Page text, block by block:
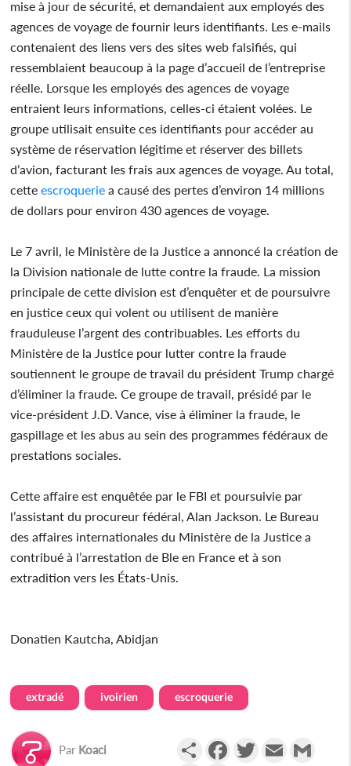
mise à jour de sécurité, et demandaient aux employés des
agences de voyage de fournir leurs identifiants. Les e-mails
contenaient des liens vers des sites web falsifiés, qui
ressemblaient beaucoup à la page d’accueil de l’entreprise
réelle. Lorsque les employés des agences de voyage
entraient leurs informations, celles-ci étaient volées. Le
groupe utilisait ensuite ces identifiants pour accéder au
système de réservation légitime et réserver des billets
d’avion, facturant les frais aux agences de voyage. Au total,
cetteescroquerie a causé des pertes d’environ 14 millions
de dollars pour environ 430 agences de voyage.
Le 7 avril, le Ministère de la Justice a annoncé la création de
la Division nationale de lutte contre la fraude. La mission
principale de cette division est d’enquêter et de poursuivre
en justice ceux qui volent ou utilisent de manière
frauduleuse l’argent des contribuables. Les efforts du
Ministère de la Justice pour lutter contre la fraude
soutiennent le groupe de travail du président Trump chargé
d’éliminer la fraude. Ce groupe de travail, présidé par le
vice-président J.D. Vance, vise à éliminer la fraude, le
gaspillage et les abus au sein des programmes fédéraux de
prestations sociales.
Cette affaire est enquêtée par le FBI et poursuivie par
l’assistant du procureur fédéral, Alan Jackson. Le Bureau
des affaires internationales du Ministère de la Justice a
contribué à l’arrestation de Ble en France et à son
extradition vers les États-Unis.
Donatien Kautcha, Abidjan
extradé ivoirien escroquerie
Par Koaci PartagerFacebookTwitterEmail